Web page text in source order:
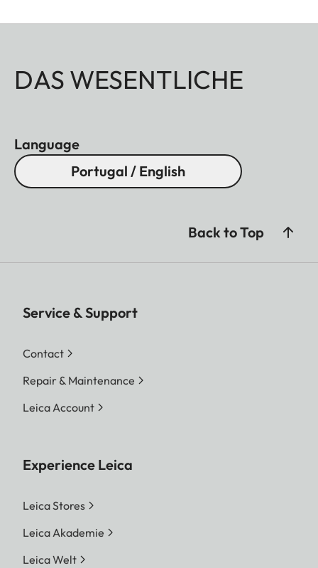
DAS WESENTLICHE
Language
Portugal / English
Back to Top
Service & Support
Contact
Repair & Maintenance
Leica Account
Experience Leica
Leica Stores
Leica Akademie
Leica Welt